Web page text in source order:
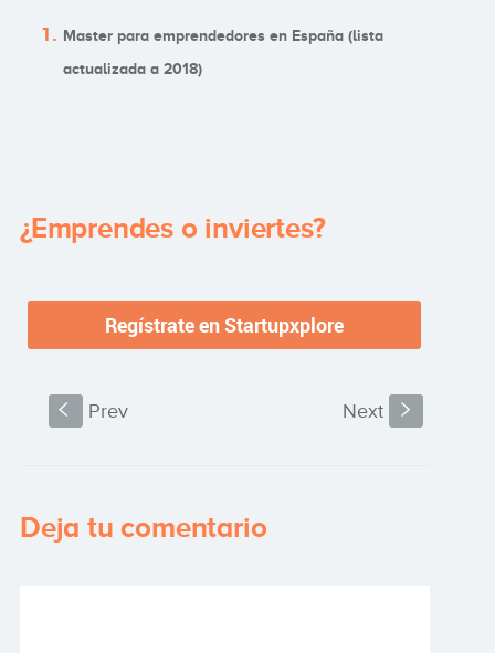
Master para emprendedores en España (lista
actualizada a 2018)
¿Emprendes o inviertes?
S Prev Next s
Deja tu comentario